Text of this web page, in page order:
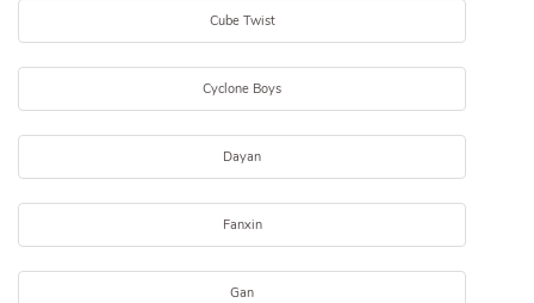
Cube Twist
Cyclone Boys
Dayan
Fanxin
Gan